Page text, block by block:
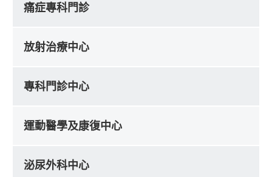
痛症專科門診
放射治療中心
專科門診中心
運動醫學及康復中心
泌尿外科中心